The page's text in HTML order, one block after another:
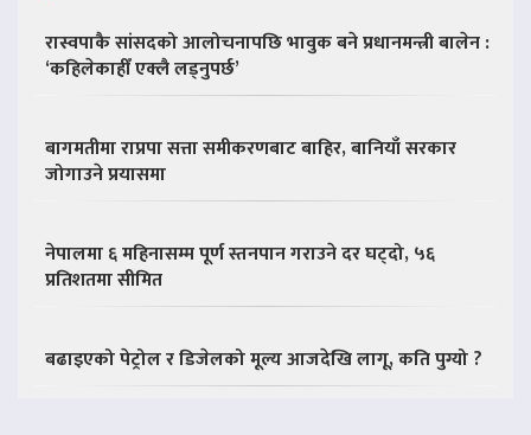
रास्वपाकै सांसदको आलोचनापछि भावुक बने प्रधानमन्त्री बालेन :
‘कहिलेकाहीँ एक्लै लड्नुपर्छ’
बागमतीमा राप्रपा सत्ता समीकरणबाट बाहिर, बानियाँ सरकार
जोगाउने प्रयासमा
नेपालमा ६ महिनासम्म पूर्ण स्तनपान गराउने दर घट्दो, ५६
प्रतिशतमा सीमित
बढाइएको पेट्रोल र डिजेलको मूल्य आजदेखि लागू, कति पुग्यो ?